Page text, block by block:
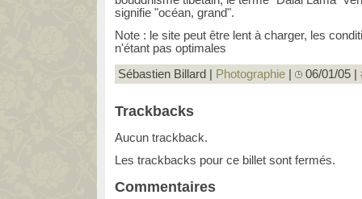
signifie "océan, grand".
Note : le site peut être lent à charger, les
n'étant pas optimales
Sébastien Billard |
Photographie 06/01/05
Trackbacks
Aucun trackback.
Les trackbacks pour ce billet sont fermés.
Commentaires